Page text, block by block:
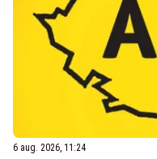
6 aug. 2026, 11:24